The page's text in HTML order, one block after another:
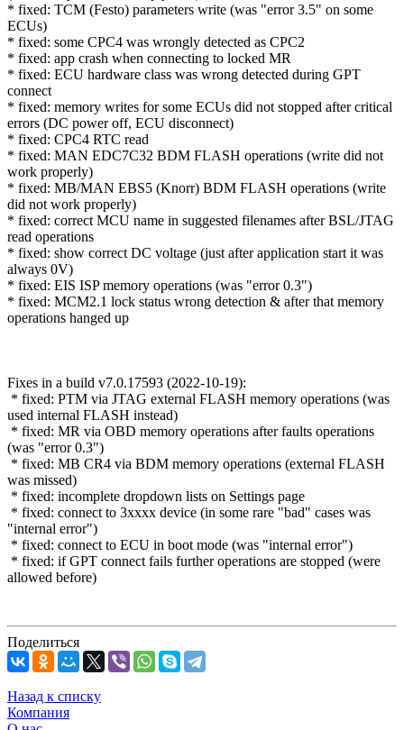
* fixed: TCM (Festo) parameters write (was "error 3.5" on some
ECUs)
* fixed: some CPC4 was wrongly detected as CPC2
* fixed: app crash when connecting to locked MR
* fixed: ECU hardware class was wrong detected during GPT
connect
* fixed: memory writes for some ECUs did not stopped after critical
errors (DC power off, ECU disconnect)
* fixed: CPC4 RTC read
* fixed: MAN EDC7C32 BDM FLASH operations (write did not
work properly)
* fixed: MB/MAN EBS5 (Knorr) BDM FLASH operations (write
did not work properly)
* fixed: correct MCU name in suggested filenames after BSL/JTAG
read operations
* fixed: show correct DC voltage (just after application start it was
always 0V)
* fixed: EIS ISP memory operations (was "error 0.3")
* fixed: MCM2.1 lock status wrong detection & after that memory
operations hanged up
Fixes in a build v7.0.17593 (2022-10-19):
* fixed: PTM via JTAG external FLASH memory operations (was
used internal FLASH instead)
* fixed: MR via OBD memory operations after faults operations
(was "error 0.3")
* fixed: MB CR4 via BDM memory operations (external FLASH
was missed)
* fixed: incomplete dropdown lists on Settings page
* fixed: connect to 3xxxx device (in some rare "bad" cases was
"internal error")
* fixed: connect to ECU in boot mode (was "internal error")
* fixed: if GPT connect fails further operations are stopped (were
allowed before)
Поделиться
Назад к списку
Компания